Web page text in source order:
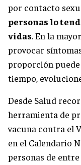
por contacto
personas lo
vidas. En la
provocar
proporción puede
tiempo,
Desde Salud
herramienta de
vacuna contra el
en el Calendario
personas de entre